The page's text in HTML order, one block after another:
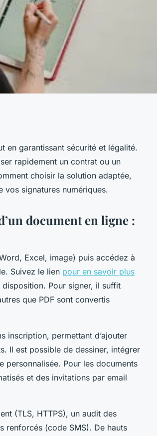
en garantissant sécurité et légalité.
rapidement un contrat ou un
choisir la solution adaptée,
vos signatures numériques.
document en ligne :
Excel, image) puis accédez à
Suivez le lien pour en savoir plus
Pour signer, il suffit
que PDF sont convertis
inscription, permettant d’ajouter
Il est possible de dessiner, intégrer
personnalisée. Pour les documents
et des invitations par email
(TLS, HTTPS), un audit des
renforcés (code SMS). De hauts